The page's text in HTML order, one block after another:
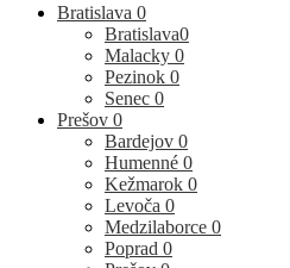
Bratislava 0
Bratislava0
Malacky 0
Pezinok 0
Senec 0
Prešov 0
Bardejov 0
Humenné 0
Kežmarok 0
Levoča 0
Medzilaborce 0
Poprad 0